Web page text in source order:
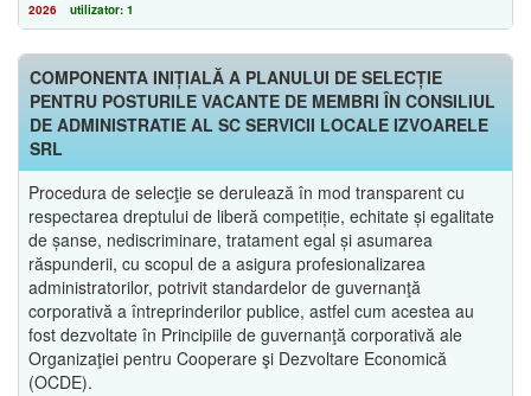
2026 utilizator: 1
COMPONENTA INIȚIALĂ A PLANULUI DE SELECȚIE
PENTRU POSTURILE VACANTE DE MEMBRI ÎN CONSILIUL
DE ADMINISTRATIE AL SC SERVICII LOCALE IZVOARELE
SRL
Procedura de selecţie se derulează în mod transparent cu
respectarea dreptului de liberă competiție, echitate și egalitate
de șanse, nediscriminare, tratament egal și asumarea
răspunderii, cu scopul de a asigura profesionalizarea
administratorilor, potrivit standardelor de guvernanţă
corporativă a întreprinderilor publice, astfel cum acestea au
fost dezvoltate în Principiile de guvernanţă corporativă ale
Organizaţiei pentru Cooperare şi Dezvoltare Economică
(OCDE).